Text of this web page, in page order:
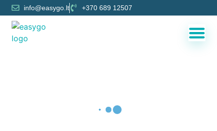
info@easygo.lt +370 689 12507